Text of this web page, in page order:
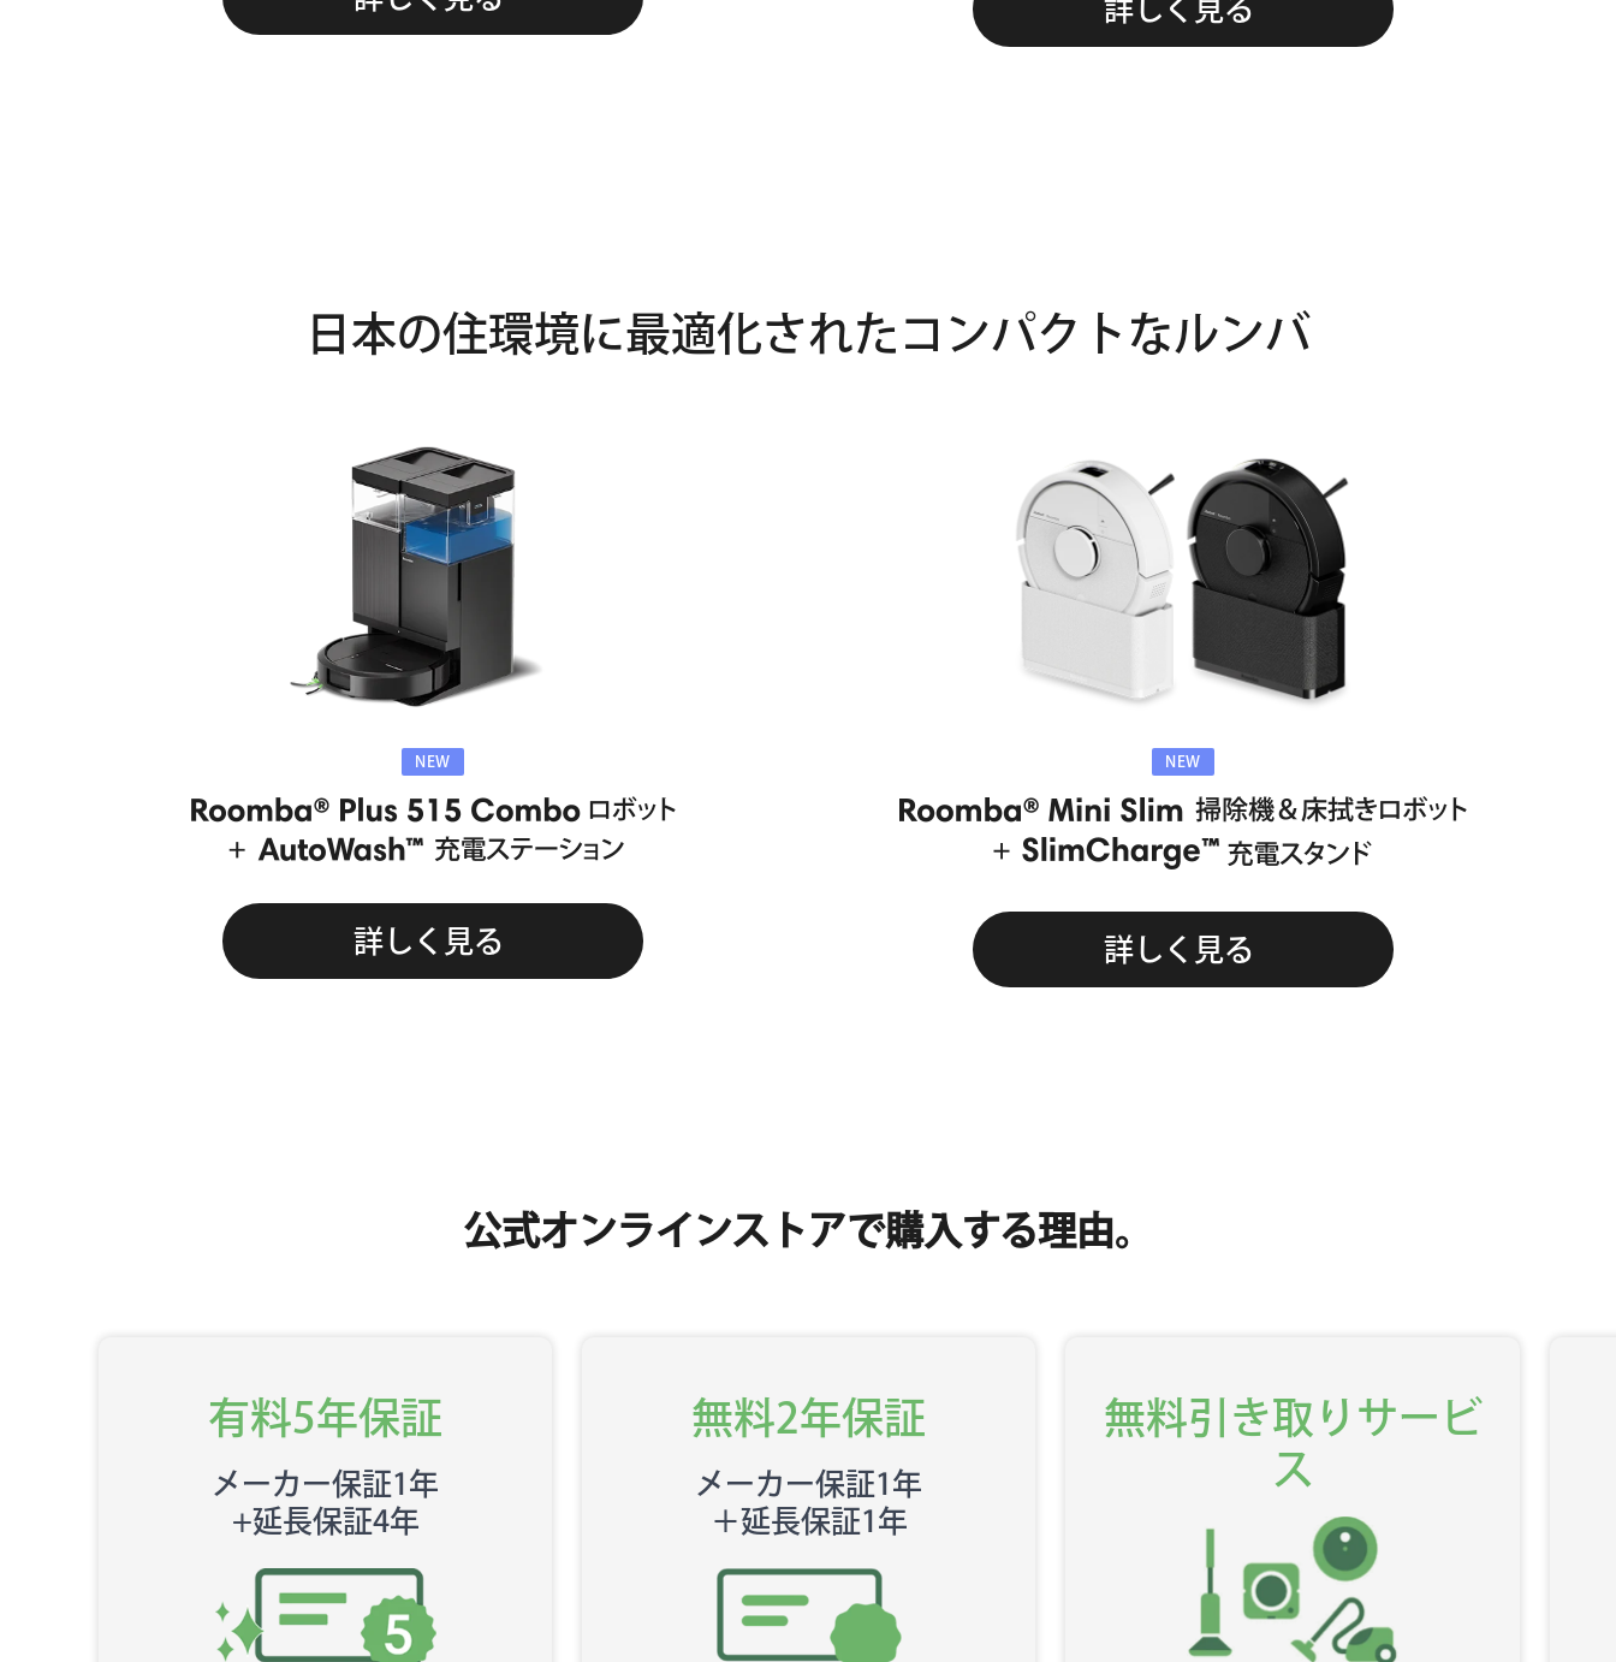
詳しく見る
日本の住環境に最適化された コンパクトなルンバ
NEW
詳しく見る
NEW
詳しく見る
公式オンラインストアで購入する理由。
有料5年保証
メーカー保証1年
+延長保証4年
無料2年保証
メーカー保証1年
＋延長保証1年
無料引き取りサービ
ス